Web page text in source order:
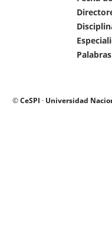
©CeSPI · Universidad